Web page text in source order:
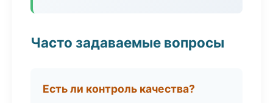
Часто задаваемые вопросы
Есть ли контроль качества?